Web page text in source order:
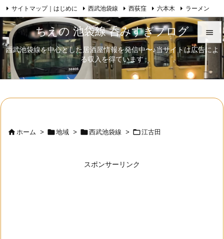
ちえの 池袋線 呑みすぎブログ
西武池袋線を中心とした居酒屋情報を発信中〜♪当サイトは広告によ
る収入を得ています


メニュ

サイトマップ｜はじめに 西武池袋線 西荻窪 六本木 ラーメン
日本酒 歌舞伎 自己紹介 RSS Feedly
ホーム > 地域 > 西武池袋線 > 江古田
スポンサーリンク